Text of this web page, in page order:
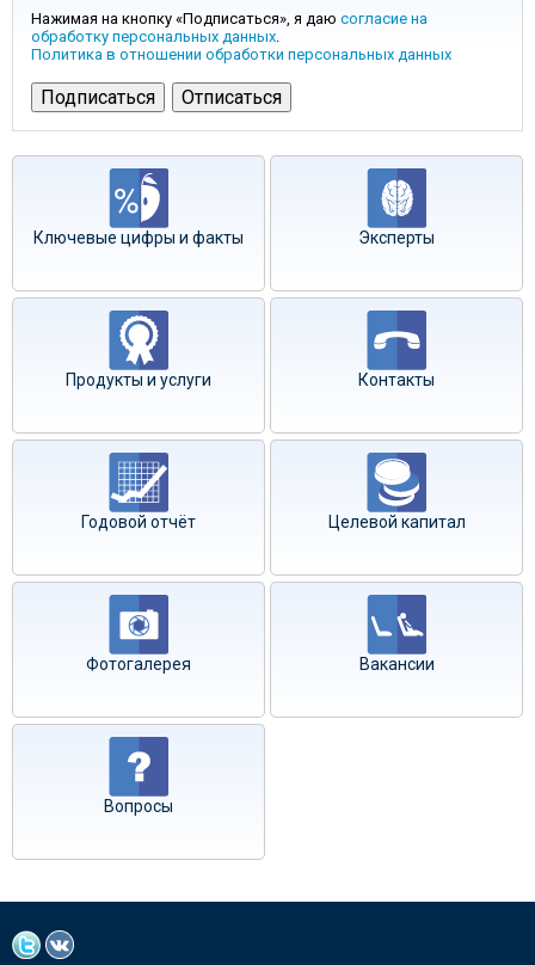
Нажимая на кнопку «Подписаться», я даю согласие на
обработку персональных данных.
Политика в отношении обработки персональных данных
Ключевые цифры и факты Эксперты
Продукты и услуги Контакты
Годовой отчёт Целевой капитал
Фотогалерея Вакансии
Вопросы